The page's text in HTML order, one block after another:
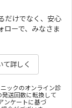
だけでなく、安心
ローで、みなさま
て詳しく
ックのオンライン診
送回数に転換して
ンケートに基づ